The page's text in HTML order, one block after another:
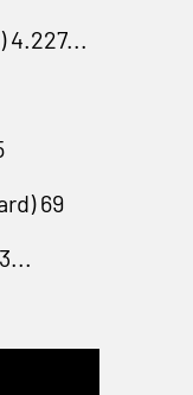
4.227...
69